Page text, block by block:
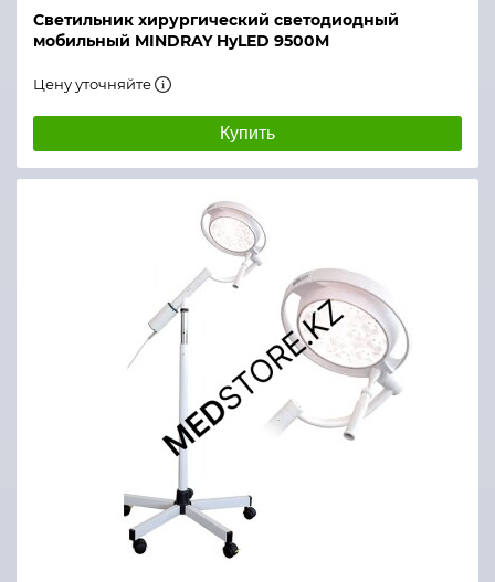
Светильник хирургический светодиодный
мобильный MINDRAY HyLED 9500M
Цену уточняйте
Купить